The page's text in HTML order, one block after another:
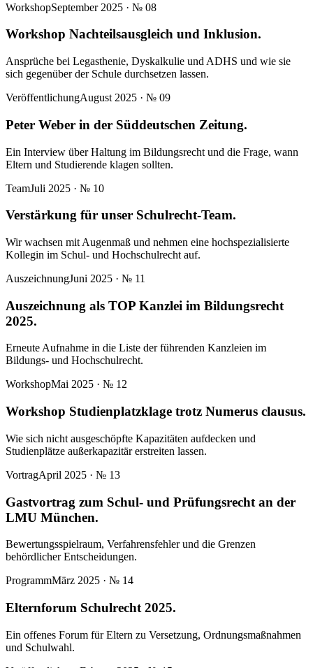
WorkshopSeptember 2025 · № 08
Workshop Nachteilsausgleich und Inklusion.
Ansprüche bei Legasthenie, Dyskalkulie und ADHS und wie sie
sich gegenüber der Schule durchsetzen lassen.
VeröffentlichungAugust 2025 · № 09
Peter Weber in der Süddeutschen Zeitung.
Ein Interview über Haltung im Bildungsrecht und die Frage, wann
Eltern und Studierende klagen sollten.
TeamJuli 2025 · № 10
Verstärkung für unser Schulrecht-Team.
Wir wachsen mit Augenmaß und nehmen eine hochspezialisierte
Kollegin im Schul- und Hochschulrecht auf.
AuszeichnungJuni 2025 · № 11
Auszeichnung als TOP Kanzlei im Bildungsrecht
2025.
Erneute Aufnahme in die Liste der führenden Kanzleien im
Bildungs- und Hochschulrecht.
WorkshopMai 2025 · № 12
Workshop Studienplatzklage trotz Numerus clausus.
Wie sich nicht ausgeschöpfte Kapazitäten aufdecken und
Studienplätze außerkapazitär erstreiten lassen.
VortragApril 2025 · № 13
Gastvortrag zum Schul- und Prüfungsrecht an der
LMU München.
Bewertungsspielraum, Verfahrensfehler und die Grenzen
behördlicher Entscheidungen.
ProgrammMärz 2025 · № 14
Elternforum Schulrecht 2025.
Ein offenes Forum für Eltern zu Versetzung, Ordnungsmaßnahmen
und Schulwahl.